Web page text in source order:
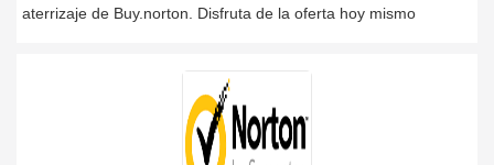
aterrizaje de Buy.norton. Disfruta de la oferta hoy mismo